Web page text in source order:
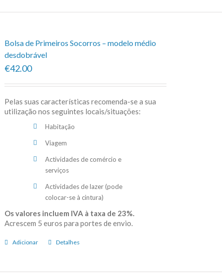
Bolsa de Primeiros Socorros – modelo médio
desdobrável
€42.00
Pelas suas características recomenda-se a sua
utilização nos seguintes locais/situações:
Habitação
Viagem
Actividades de comércio e
serviços
Actividades de lazer (pode
colocar-se à cintura)
Os valores incluem IVA à taxa de 23%.
Acrescem 5 euros para portes de envio.
Adicionar Detalhes